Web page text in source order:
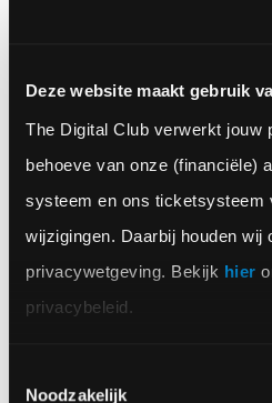
Deze website maakt gebruik
The Digital Club verwerkt jouw
behoeve van onze (financiële)
systeem en ons ticketsysteem
wijzigingen. Daarbij houden wij
privacywetgeving. Bekijk hier
privacybeleid.
Noodzakelijk
Veelgestelde